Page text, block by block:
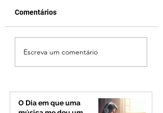
Cleitinho volta atrás,
cita mensagem divina,
mas partido nega
de Minas
Comentários
Escreva um comentário
O Dia em que uma